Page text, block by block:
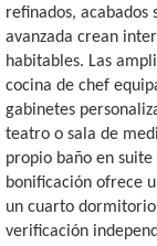
refinados, acabados
avanzada crean
habitables. Las
cocina de chef
gabinetes
teatro o sala de
propio baño en suite
bonificación ofrece
un cuarto
verificación